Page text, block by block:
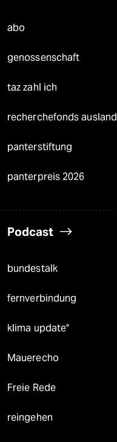
abo
genossenschaft
taz zahl ich
recherchefonds ausland
panterstiftung
panterpreis 2026
Podcast
bundestalk
fernverbindung
klima update°
Mauerecho
Freie Rede
reingehen